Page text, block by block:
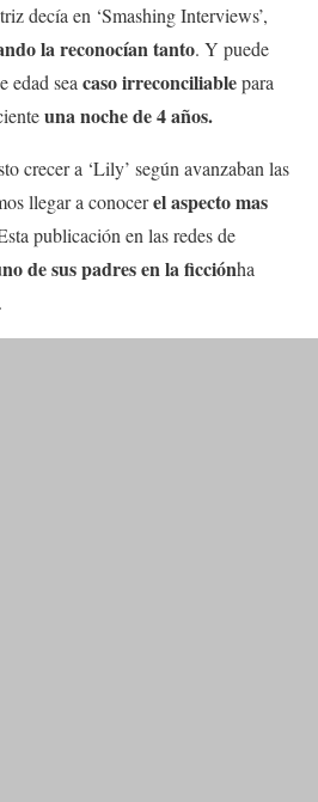
decía en ‘Smashing Interviews’,
la reconocían tanto. Y puede
edad sea caso irreconciliablepara
una noche de 4 años.
crecer a ‘Lily’ según avanzaban las
llegar a conocerel aspecto mas
publicación en las redes de
de sus padres en la ficciónha